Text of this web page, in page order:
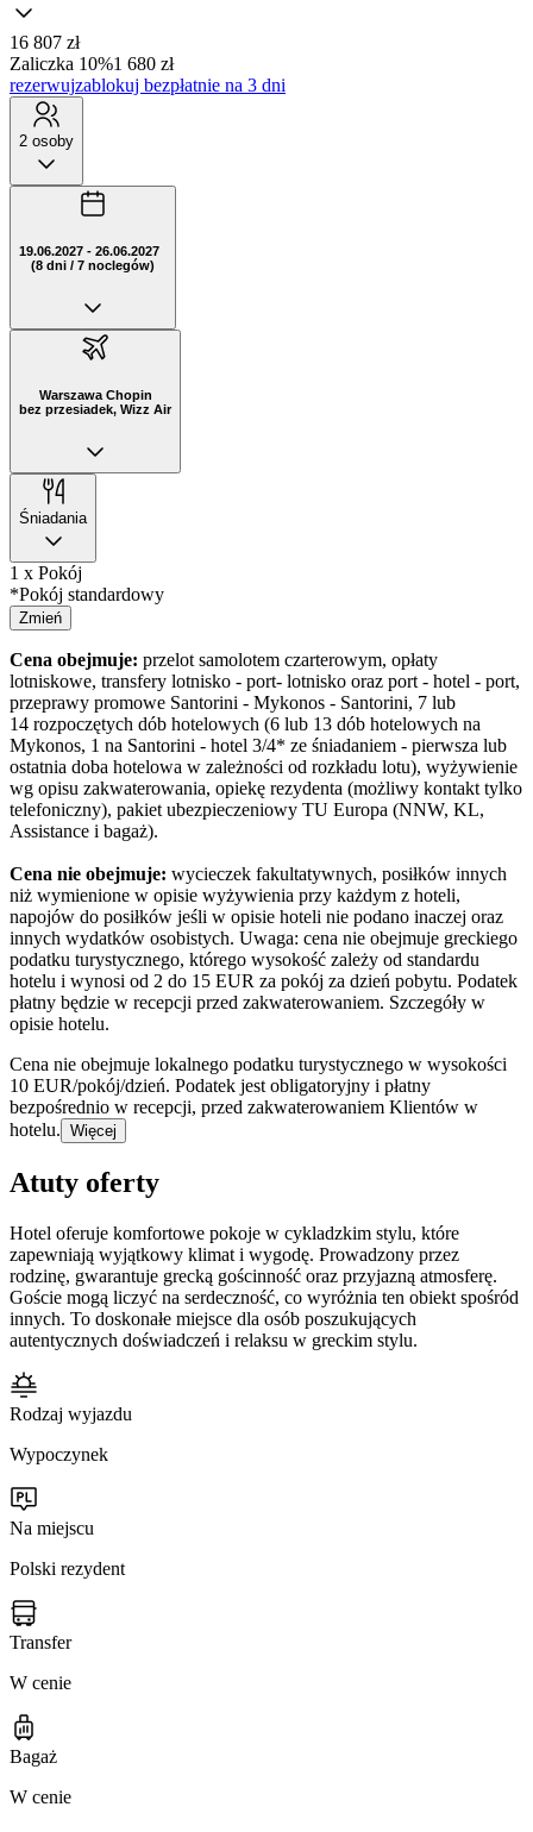
16 807 zł
Zaliczka 10%1 680 zł
rezerwujzablokuj bezpłatnie na 3 dni
2 osoby
19.06.2027 - 26.06.2027
(8 dni / 7 noclegów)
Warszawa Chopin
bez przesiadek, Wizz Air
Śniadania
1 x Pokój
*Pokój standardowy
Zmień
Cena obejmuje: przelot samolotem czarterowym, opłaty
lotniskowe, transfery lotnisko - port- lotnisko oraz port - hotel - port,
przeprawy promowe Santorini - Mykonos - Santorini, 7 lub
14 rozpoczętych dób hotelowych (6 lub 13 dób hotelowych na
Mykonos, 1 na Santorini - hotel 3/4* ze śniadaniem - pierwsza lub
ostatnia doba hotelowa w zależności od rozkładu lotu), wyżywienie
wg opisu zakwaterowania, opiekę rezydenta (możliwy kontakt tylko
telefoniczny), pakiet ubezpieczeniowy TU Europa (NNW, KL,
Assistance i bagaż).
Cena nie obejmuje: wycieczek fakultatywnych, posiłków innych
niż wymienione w opisie wyżywienia przy każdym z hoteli,
napojów do posiłków jeśli w opisie hoteli nie podano inaczej oraz
innych wydatków osobistych. Uwaga: cena nie obejmuje greckiego
podatku turystycznego, którego wysokość zależy od standardu
hotelu i wynosi od 2 do 15 EUR za pokój za dzień pobytu. Podatek
płatny będzie w recepcji przed zakwaterowaniem. Szczegóły w
opisie hotelu.
Cena nie obejmuje lokalnego podatku turystycznego w wysokości
10 EUR/pokój/dzień. Podatek jest obligatoryjny i płatny
bezpośrednio w recepcji, przed zakwaterowaniem Klientów w
hotelu. Więcej
Atuty oferty
Hotel oferuje komfortowe pokoje w cykladzkim stylu, które
zapewniają wyjątkowy klimat i wygodę. Prowadzony przez
rodzinę, gwarantuje grecką gościnność oraz przyjazną atmosferę.
Goście mogą liczyć na serdeczność, co wyróżnia ten obiekt spośród
innych. To doskonałe miejsce dla osób poszukujących
autentycznych doświadczeń i relaksu w greckim stylu.
Rodzaj wyjazdu
Wypoczynek
Na miejscu
Polski rezydent
Transfer
W cenie
Bagaż
W cenie